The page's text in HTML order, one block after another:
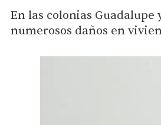
En las colonias
numerosos daños en